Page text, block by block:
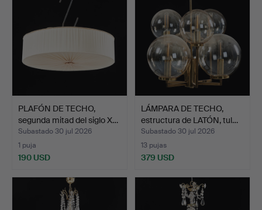
PLAFÓN DE TECHO,
segunda mitad del siglo X…
Subastado 30 jul 2026
1 puja
190 USD
LÁMPARA DE TECHO,
estructura de LATÓN, tul…
Subastado 30 jul 2026
13 pujas
379 USD